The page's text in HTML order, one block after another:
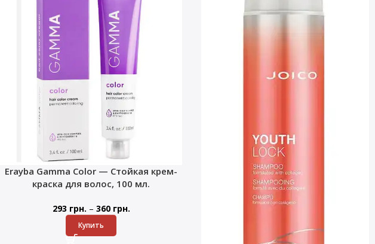
Erayba Gamma Color — Стойкая крем-
краска для волос, 100 мл.
293 грн. – 360 грн.
Купить